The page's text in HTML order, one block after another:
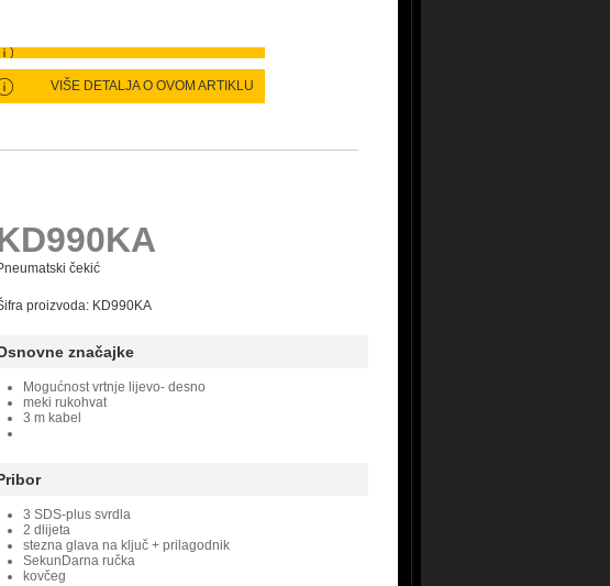
VIŠE DETALJA O OVOM ARTIKLU
čekić
proizvoda: KD990KA
značajke
Mogućnost vrtnje lijevo- desno
meki rukohvat
3 m kabel
3 SDS-plus svrdla
2 dlijeta
stezna glava na ključ + prilagodnik
SekunDarna ručka
kovčeg